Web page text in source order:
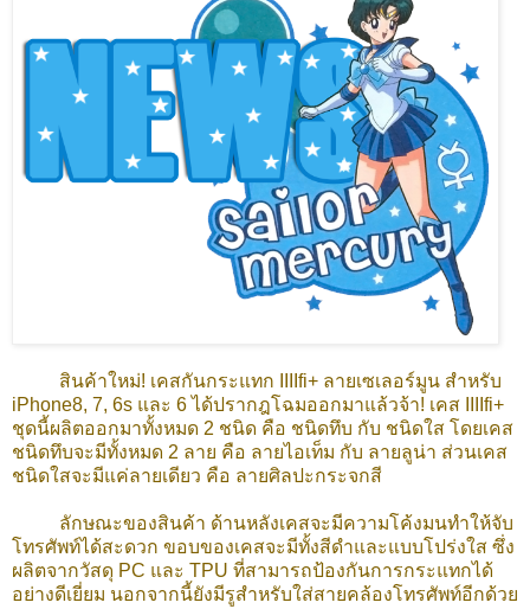
สินค้าใหม่! เคสกันกระแทก IIIIfi+ ลายเซเลอร์มูน สำหรับ
iPhone8, 7, 6s และ 6 ได้ปรากฎโฉมออกมาแล้วจ้า! เคส IIIIfi+
ชุดนี้ผลิตออกมาทั้งหมด 2 ชนิด คือ ชนิดทึบ กับ ชนิดใส โดยเคส
ชนิดทึบจะมีทั้งหมด 2 ลาย คือ ลายไอเท็ม กับ ลายลูน่า ส่วนเคส
ชนิดใสจะมีแค่ลายเดียว คือ ลายศิลปะกระจกสี
ลักษณะของสินค้า ด้านหลังเคสจะมีความโค้งมนทำให้จับ
โทรศัพท์ได้สะดวก ขอบของเคสจะมีทั้งสีดำและแบบโปร่งใส ซึ่ง
ผลิตจากวัสดุ PC และ TPU ที่สามารถป้องกันการกระแทกได้
อย่างดีเยี่ยม นอกจากนี้ยังมีรูสำหรับใส่สายคล้องโทรศัพท์อีกด้วย